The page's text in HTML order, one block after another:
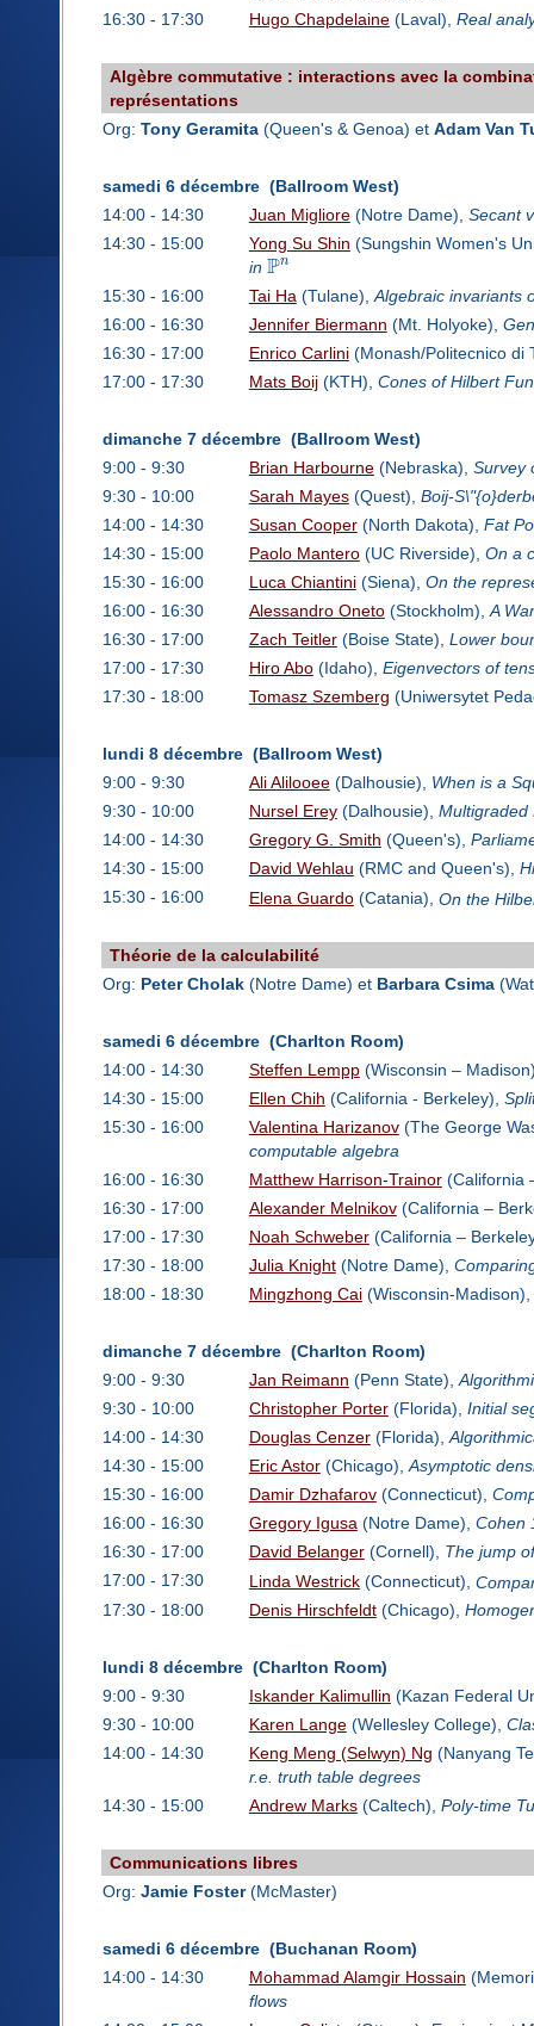
16:30 - 17:30
Hugo Chapdelaine(Laval), Real
Algèbre commutative : interactions avec la
représentations
Org: Tony Geramita(Queen's & Genoa) et Adam Van
samedi 6 décembre (Ballroom West)
14:00 - 14:30
Juan Migliore(Notre Dame), Secant
14:30 - 15:00
Yong Su Shin (Sungshin Women's
in Pn
15:30 - 16:00 Tai Ha(Tulane),Algebraic invariants
16:00 - 16:30
Jennifer Biermann (Mt. Holyoke),
16:30 - 17:00
Enrico Carlini(Monash/Politecnico di
17:00 - 17:30
Mats Boij(KTH), Cones of Hilbert
dimanche 7 décembre (Ballroom West)
9:00 - 9:30
Brian Harbourne(Nebraska), Survey
9:30 - 10:00
Sarah Mayes(Quest), Boij-
14:00 - 14:30
Susan Cooper(North Dakota), Fat
14:30 - 15:00
Paolo Mantero(UC Riverside), On a
15:30 - 16:00
Luca Chiantini(Siena), On the
16:00 - 16:30
Alessandro Oneto(Stockholm),A
16:30 - 17:00
Zach Teitler(Boise State), Lower
17:00 - 17:30
Hiro Abo(Idaho), Eigenvectors of
17:30 - 18:00
Tomasz Szemberg (Uniwersytet
lundi 8 décembre (Ballroom West)
9:00 - 9:30
Ali Alilooee(Dalhousie), When is a
9:30 - 10:00
Nursel Erey(Dalhousie), Multigraded
14:00 - 14:30
Gregory G. Smith (Queen's),
14:30 - 15:00
David Wehlau (RMC and Queen's),
15:30 - 16:00
Elena Guardo(Catania), On the
Théorie de la calculabilité
Org: Peter Cholak(Notre Dame) et Barbara Csima
samedi 6 décembre (Charlton Room)
14:00 - 14:30
Steffen Lempp(Wisconsin –
14:30 - 15:00
Ellen Chih (California - Berkeley),
15:30 - 16:00
Valentina Harizanov(The George
computable algebra
16:00 - 16:30
Matthew Harrison-Trainor(California
16:30 - 17:00
Alexander Melnikov(California –
17:00 - 17:30
Noah Schweber(California –
17:30 - 18:00
Julia Knight(Notre Dame),
18:00 - 18:30
Mingzhong Cai(Wisconsin-Madison),
dimanche 7 décembre (Charlton Room)
9:00 - 9:30
Jan Reimann (Penn State),
9:30 - 10:00
Christopher Porter(Florida), Initial
14:00 - 14:30
Douglas Cenzer(Florida),
14:30 - 15:00
Eric Astor(Chicago),Asymptotic
15:30 - 16:00
Damir Dzhafarov(Connecticut),
16:00 - 16:30
Gregory Igusa(Notre Dame), Cohen
16:30 - 17:00
David Belanger(Cornell), The jump
17:00 - 17:30
Linda Westrick(Connecticut),
17:30 - 18:00
Denis Hirschfeldt(Chicago),
lundi 8 décembre (Charlton Room)
9:00 - 9:30
Iskander Kalimullin (Kazan Federal
9:30 - 10:00
Karen Lange(Wellesley College),
14:00 - 14:30
Keng Meng (Selwyn) Ng (Nanyang
r.e. truth table degrees
14:30 - 15:00
Andrew Marks(Caltech), Poly-time
Communications libres
Org: Jamie Foster(McMaster)
samedi 6 décembre (Buchanan Room)
14:00 - 14:30
Mohammad Alamgir Hossain
flows